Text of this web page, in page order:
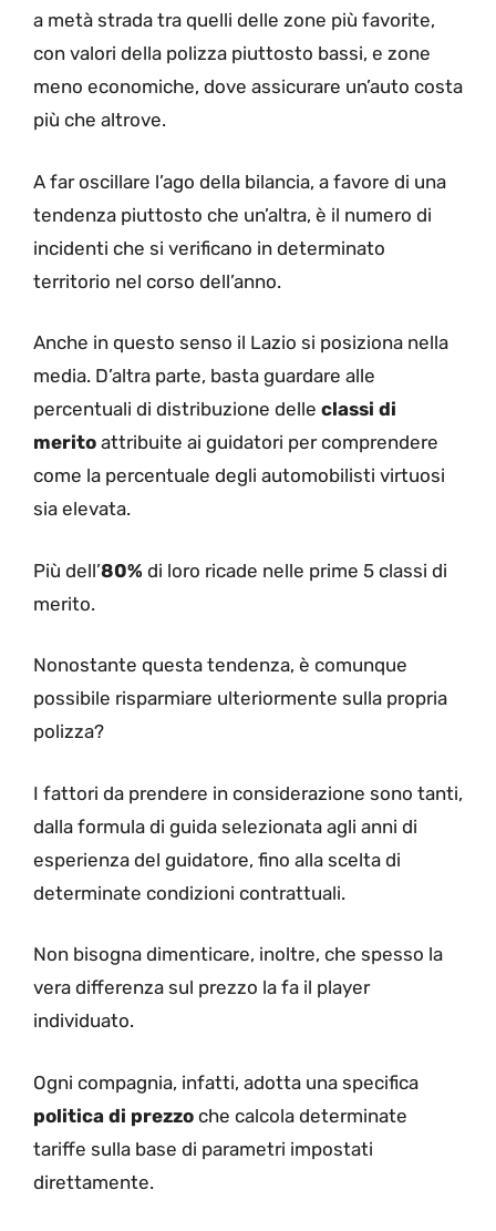
a metà strada tra quelli delle zone più favorite,
con valori della polizza piuttosto bassi, e zone
meno economiche, dove assicurare un’auto costa
più che altrove.
A far oscillare l’ago della bilancia, a favore di una
tendenza piuttosto che un’altra, è il numero di
incidenti che si verificano in determinato
territorio nel corso dell’anno.
Anche in questo senso il Lazio si posiziona nella
media. D’altra parte, basta guardare alle
percentuali di distribuzione delle classi di
merito attribuite ai guidatori per comprendere
come la percentuale degli automobilisti virtuosi
sia elevata.
Più dell’80% di loro ricade nelle prime 5 classi di
merito.
Nonostante questa tendenza, è comunque
possibile risparmiare ulteriormente sulla propria
polizza?
I fattori da prendere in considerazione sono tanti,
dalla formula di guida selezionata agli anni di
esperienza del guidatore, fino alla scelta di
determinate condizioni contrattuali.
Non bisogna dimenticare, inoltre, che spesso la
vera differenza sul prezzo la fa il player
individuato.
Ogni compagnia, infatti, adotta una specifica
politica di prezzo che calcola determinate
tariffe sulla base di parametri impostati
direttamente.